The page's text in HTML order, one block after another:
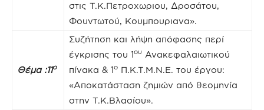
στις Τ.Κ.Πετροχωριου, Δροσάτου,
Φουντωτού, Κουμπουριανα».
Θέμα :11ο
Συζήτηση και λήψη απόφασης περί
έγκρισης του 1ου Ανακεφαλαιωτικού
πίνακα & 1ο Π.Κ.Τ.Μ.Ν.Ε. του έργου:
«Αποκατάσταση ζημιών από θεομηνία
στην Τ.Κ.Βλασίου».